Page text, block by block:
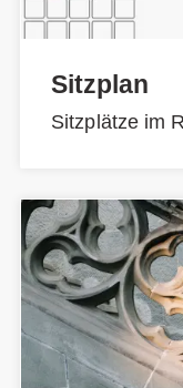
Sitzplan
Sitzplätze im